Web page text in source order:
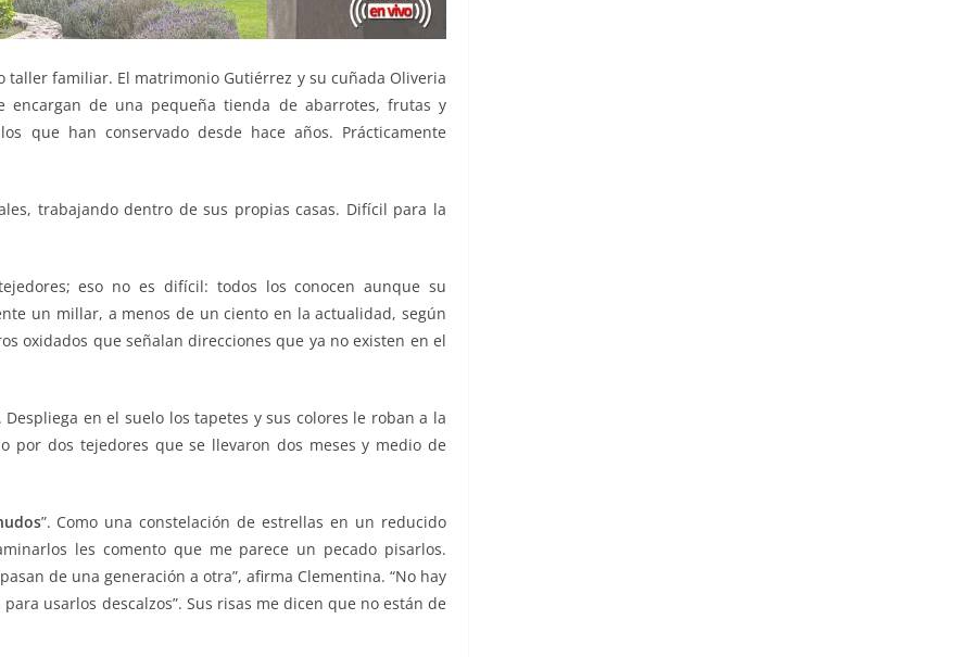
familiar. El matrimonio Gutiérrez y su cuñada Oliveria
encargan de una pequeña tienda de abarrotes, frutas y
que han conservado desde hace años. Prácticamente
trabajando dentro de sus propias casas. Difícil para la
eso no es difícil: todos los conocen aunque su
un millar, a menos de un ciento en la actualidad, según
oxidados que señalan direcciones que ya no existen en el
en el suelo los tapetes y sus colores le roban a la
por dos tejedores que se llevaron dos meses y medio de
”. Como una constelación de estrellas en un reducido
les comento que me parece un pecado pisarlos.
de una generación a otra”, afirma Clementina. “No hay
usarlos descalzos”. Sus risas me dicen que no están de